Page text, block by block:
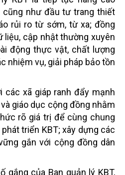
như đầu tư trang thiết
rủi ro từ sớm, từ xa; đồng
liệu, cập nhật thường xuyên
động thực vật, chất lượng
nhiệm vụ, giải pháp bảo tồn
các xã giáp ranh đẩy mạnh
giáo dục cộng đồng nhằm
rõ giá trị để cùng chung
triển KBT; xây dựng các
gắn với cộng đồng dân
gắng của Ban quản lý KBT,